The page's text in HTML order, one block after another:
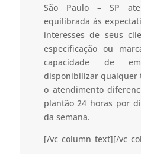
São Paulo – SP
equilibrada às
interesses de seus
especificação ou
capacidade de
disponibilizar qualquer
o atendimento
plantão 24 horas por
da semana.
[/vc_column_text][/